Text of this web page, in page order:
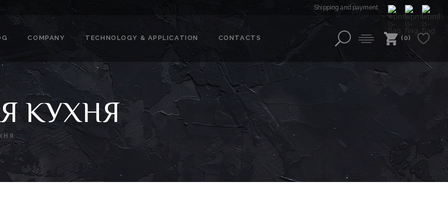
Shipping and payment
COMPANY TECHNOLOGY & APPLICATION CONTACTS (0)
КУХНЯ